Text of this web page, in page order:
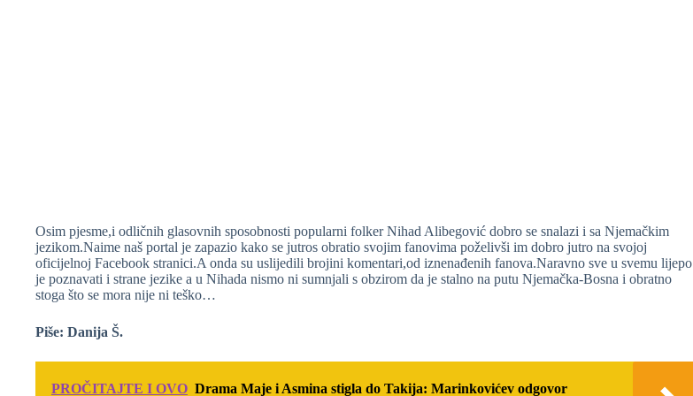
Osim pjesme,i odličnih glasovnih sposobnosti popularni folker Nihad Alibegović dobro se snalazi i sa Njemačkim
jezikom.Naime naš portal je zapazio kako se jutros obratio svojim fanovima poželivši im dobro jutro na svojoj
oficijelnoj Facebook stranici.A onda su uslijedili brojini komentari,od iznenađenih fanova.Naravno sve u svemu lijepo
je poznavati i strane jezike a u Nihada nismo ni sumnjali s obzirom da je stalno na putu Njemačka-Bosna i obratno
stoga što se mora nije ni teško…
Piše: Danija Š.
PROČITAJTE I OVO Drama Maje i Asmina stigla do Takija: Marinkovićev odgovor